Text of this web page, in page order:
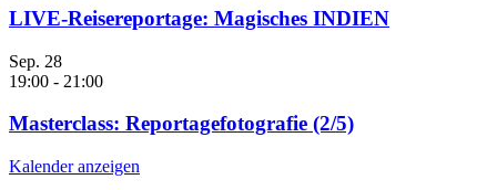
LIVE-Reisereportage: Magisches INDIEN
Sep. 28
19:00 - 21:00
Masterclass: Reportagefotografie (2/5)
Kalender anzeigen